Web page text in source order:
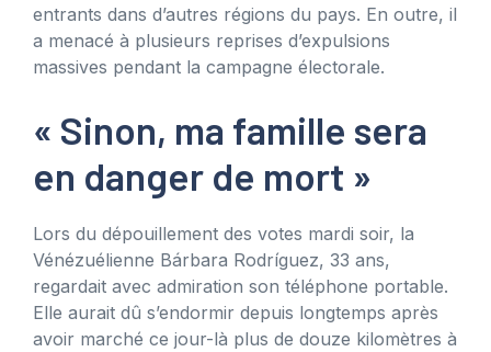
entrants dans d’autres régions du pays. En outre, il
a menacé à plusieurs reprises d’expulsions
massives pendant la campagne électorale.
« Sinon, ma famille sera
en danger de mort »
Lors du dépouillement des votes mardi soir, la
Vénézuélienne Bárbara Rodríguez, 33 ans,
regardait avec admiration son téléphone portable.
Elle aurait dû s’endormir depuis longtemps après
avoir marché ce jour-là plus de douze kilomètres à